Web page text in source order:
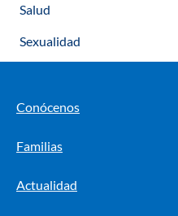
Salud
Sexualidad
Conócenos
Familias
Actualidad